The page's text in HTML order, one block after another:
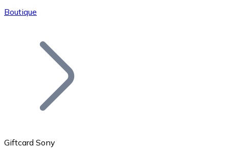
Rejoignez notre réseau de distributeurs et
Ajoutez le token de votre projet à notre service
Boutique
Giftcard Sony